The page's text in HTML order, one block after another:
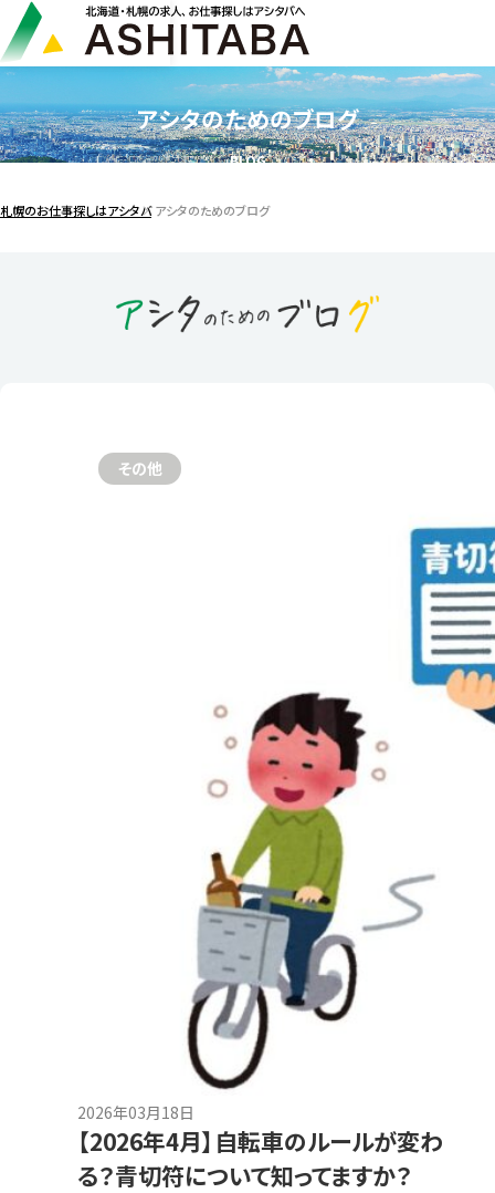
アシタのためのブログ
BLOG
札幌のお仕事探しはアシタバ アシタのためのブログ
その他
2026年03月18日
【2026年4月】自転車のルールが変わ
る？青切符について知ってますか？